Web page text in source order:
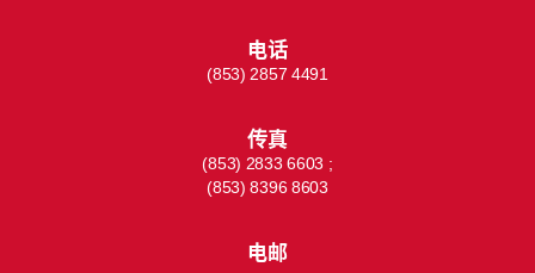
电话
(853) 2857 4491
传真
(853) 2833 6603 ;
(853) 8396 8603
电邮